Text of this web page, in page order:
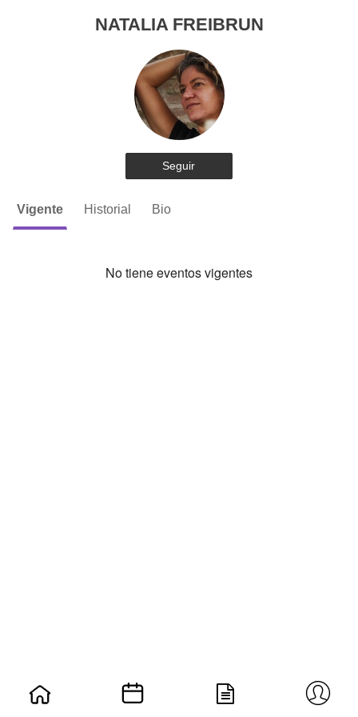
NATALIA FREIBRUN
Seguir
Vigente Historial Bio
No tiene eventos vigentes